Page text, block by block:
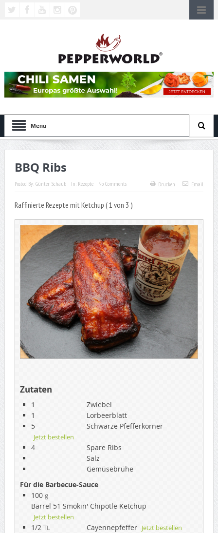
Menu
BBQ Ribs
Posted By: Günter Schaub In: Rezepte No Comments Drucken Email
Raffinierte Rezepte mit Ketchup ( 1 von 3 )
Zutaten
1
Zwiebel
1
Lorbeerblatt
5
Schwarze Pfefferkörner
Jetzt bestellen
4
Spare Ribs
Salz
Gemüsebrühe
Für die Barbecue-Sauce
100 g
Barrel 51 Smokin' Chipotle Ketchup
Jetzt bestellen
1/2 TL Cayennepfeffer Jetzt bestellen